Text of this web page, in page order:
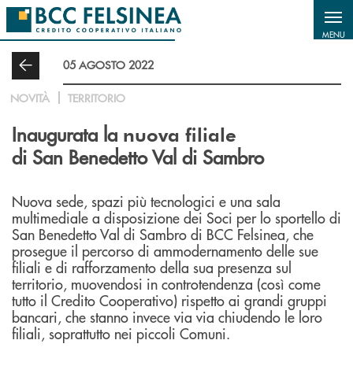
Salta al contenuto principale
MENU
05 AGOSTO 2022
NOVITÀ TERRITORIO
Inaugurata la nuova filiale
di San Benedetto Val di Sambro
Nuova sede, spazi più tecnologici e una sala
multimediale a disposizione dei Soci per lo sportello di
San Benedetto Val di Sambro di BCC Felsinea, che
prosegue il percorso di ammodernamento delle sue
filiali e di rafforzamento della sua presenza sul
territorio, muovendosi in controtendenza (così come
tutto il Credito Cooperativo) rispetto ai grandi gruppi
bancari, che stanno invece via via chiudendo le loro
filiali, soprattutto nei piccoli Comuni.